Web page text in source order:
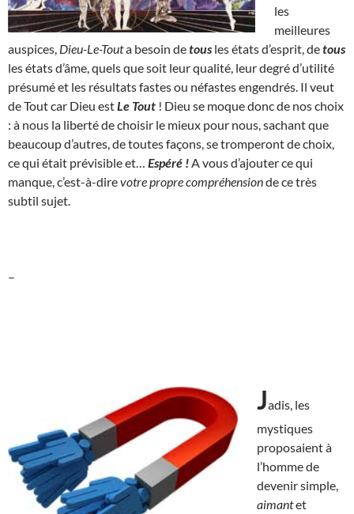
les
meilleures
auspices, Dieu-Le-Touta besoin detous les états d’esprit, detous
les états d’âme, quels que soit leur qualité, leur degré d’utilité
présumé et les résultats fastes ou néfastes engendrés. Il veut
de Tout car Dieu estLe Tout ! Dieu se moque donc de nos choix
: à nous la liberté de choisir le mieux pour nous, sachant que
beaucoup d’autres, de toutes façons, se tromperont de choix,
ce qui était prévisible et… Espéré ! A vous d’ajouter ce qui
manque, c’est-à-direvotre propre compréhensionde ce très
subtil sujet.
–
Jadis, les
mystiques
proposaient à
l’homme de
devenir simple,
aimantet